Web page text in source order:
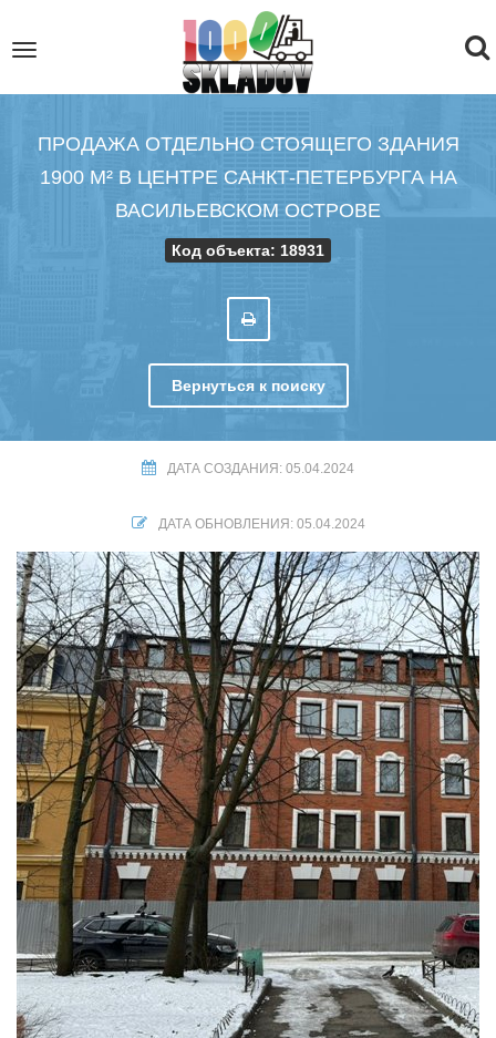
Toggle
ПРОДАЖА ОТДЕЛЬНО СТОЯЩЕГО ЗДАНИЯ
1900 М² В ЦЕНТРЕ САНКТ-ПЕТЕРБУРГА НА
ВАСИЛЬЕВСКОМ ОСТРОВЕ
Код объекта: 18931
Вернуться к поиску
ДАТА СОЗДАНИЯ: 05.04.2024
ДАТА ОБНОВЛЕНИЯ: 05.04.2024